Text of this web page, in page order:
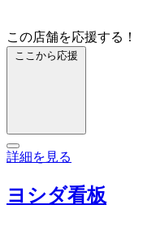
この店舗を応援する！
ここから応援
詳細を見る
ヨシダ看板